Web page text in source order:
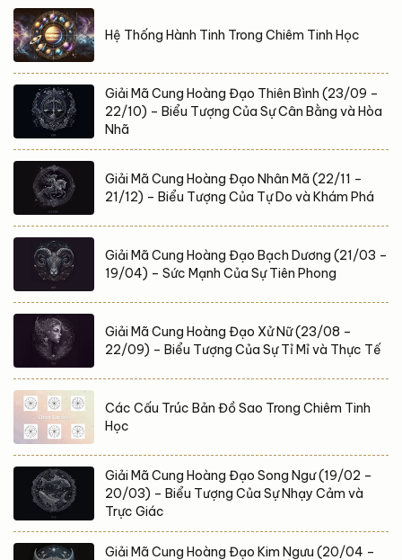
Hệ Thống Hành Tinh Trong Chiêm Tinh Học
Giải Mã Cung Hoàng Đạo Thiên Bình (23/09 –
22/10) – Biểu Tượng Của Sự Cân Bằng và Hòa
Nhã
Giải Mã Cung Hoàng Đạo Nhân Mã (22/11 –
21/12) – Biểu Tượng Của Tự Do và Khám Phá
Giải Mã Cung Hoàng Đạo Bạch Dương (21/03 –
19/04) – Sức Mạnh Của Sự Tiên Phong
Giải Mã Cung Hoàng Đạo Xử Nữ (23/08 –
22/09) – Biểu Tượng Của Sự Tỉ Mỉ và Thực Tế
Các Cấu Trúc Bản Đồ Sao Trong Chiêm Tinh
Học
Giải Mã Cung Hoàng Đạo Song Ngư (19/02 –
20/03) – Biểu Tượng Của Sự Nhạy Cảm và
Trực Giác
Giải Mã Cung Hoàng Đạo Kim Ngưu (20/04 –